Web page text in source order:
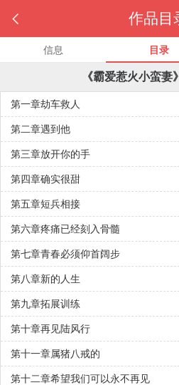
 作品目
信息 目录
《霸爱惹火小蛮妻》
第一章劫车救人
第二章遇到他
第三章放开你的手
第四章确实很甜
第五章短兵相接
第六章疼痛已经刻入骨髓
第七章青春必须仰首阔步
第八章新的人生
第九章拓展训练
第十章再见陆风行
第十一章属猪八戒的
第十二章希望我们可以永不再见